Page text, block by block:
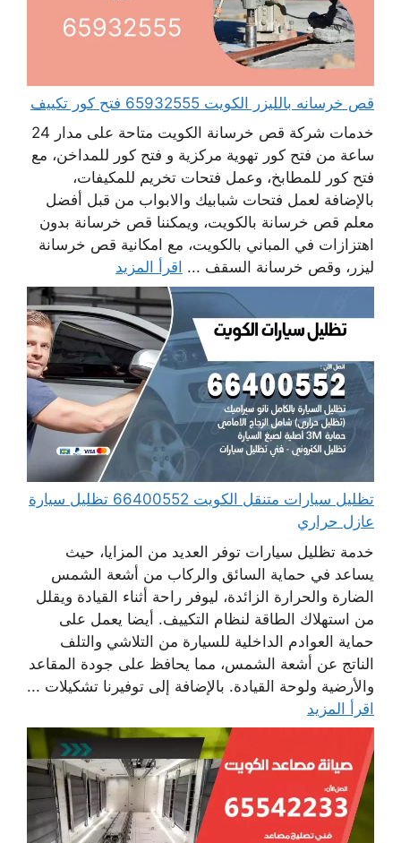
قص خرسانه بالليزر الكويت 65932555 فتح كور تكييف
خدمات شركة قص خرسانة الكويت متاحة على مدار 24
ساعة من فتح كور تهوية مركزية و فتح كور للمداخن، مع
فتح كور للمطابخ، وعمل فتحات تخريم للمكيفات،
بالإضافة لعمل فتحات شبابيك والابواب من قبل أفضل
معلم قص خرسانة بالكويت، ويمكننا قص خرسانة بدون
اهتزازات في المباني بالكويت، مع امكانية قص خرسانة
ليزر، وقص خرسانة السقف ... اقرأ المزيد
تظليل سيارات متنقل الكويت 66400552 تظليل سيارة
عازل حراري
خدمة تظليل سيارات توفر العديد من المزايا، حيث
يساعد في حماية السائق والركاب من أشعة الشمس
الضارة والحرارة الزائدة، ليوفر راحة أثناء القيادة ويقلل
من استهلاك الطاقة لنظام التكييف. أيضا يعمل على
حماية العوادم الداخلية للسيارة من التلاشي والتلف
الناتج عن أشعة الشمس، مما يحافظ على جودة المقاعد
والأرضية ولوحة القيادة. بالإضافة إلى توفيرنا تشكيلات ...
اقرأ المزيد